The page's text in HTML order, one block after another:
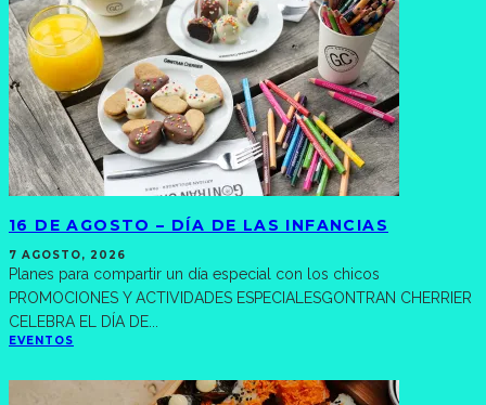
16 DE AGOSTO – DÍA DE LAS INFANCIAS
7 AGOSTO, 2026
Planes para compartir un día especial con los chicos
PROMOCIONES Y ACTIVIDADES ESPECIALESGONTRAN CHERRIER
CELEBRA EL DÍA DE
EVENTOS